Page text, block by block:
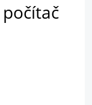
počítač